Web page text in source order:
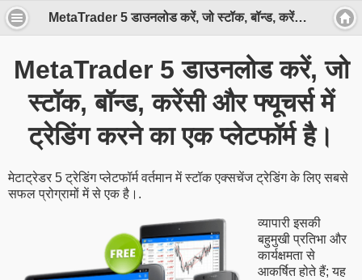
MetaTrader 5 डाउनलोड करें, जो स्टॉक, बॉन्ड, करेंसी और फ्यूचर्स में ट्रेडिंग करने का एक प्लेटफॉर्म है।
MetaTrader 5 डाउनलोड करें, जो
स्टॉक, बॉन्ड, करेंसी और फ्यूचर्स में
ट्रेडिंग करने का एक प्लेटफॉर्म है।
मेटाट्रेडर 5 ट्रेडिंग प्लेटफॉर्म वर्तमान में स्टॉक एक्सचेंज ट्रेडिंग के लिए सबसे
सफल प्रोग्रामों में से एक है।.
व्यापारी इसकी
बहुमुखी प्रतिभा और
कार्यक्षमता से
आकर्षित होते हैं; यह